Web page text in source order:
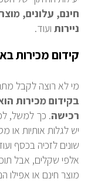
חינם, עלונים,
ניירות ועוד.
קידום מכירות
מי לא רוצה לקבל
בקידום מכירות
רכישה. כך למשל,
יש לגלות אותיות או
שונים לזכיה בכסף
אלפי שקלים, אבל
מוצר חינם או אפילו